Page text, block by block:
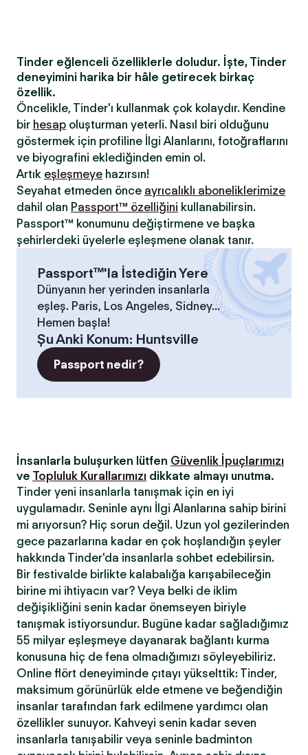
Tinder eğlenceli özelliklerle doludur. İşte, Tinder
deneyimini harika bir hâle getirecek birkaç
özellik.
Öncelikle, Tinder'ı kullanmak çok kolaydır. Kendine
bir hesap oluşturman yeterli. Nasıl biri olduğunu
göstermek için profiline İlgi Alanlarını, fotoğraflarını
ve biyografini eklediğinden emin ol.
Artık eşleşmeye hazırsın!
Seyahat etmeden önce ayrıcalıklı aboneliklerimize
dahil olan Passport™ özelliğini kullanabilirsin.
Passport™ konumunu değiştirmene ve başka
şehirlerdeki üyelerle eşleşmene olanak tanır.
Passport™'la İstediğin Yere
Dünyanın her yerinden insanlarla
eşleş. Paris, Los Angeles, Sidney...
Hemen başla!
Şu Anki Konum: Huntsville
Passport nedir?
İnsanlarla buluşurken lütfen Güvenlik İpuçlarımızı
ve Topluluk Kurallarımızı dikkate almayı unutma.
Tinder yeni insanlarla tanışmak için en iyi
uygulamadır. Seninle aynı İlgi Alanlarına sahip birini
mi arıyorsun? Hiç sorun değil. Uzun yol gezilerinden
gece pazarlarına kadar en çok hoşlandığın şeyler
hakkında Tinder'da insanlarla sohbet edebilirsin.
Bir festivalde birlikte kalabalığa karışabileceğin
birine mi ihtiyacın var? Veya belki de iklim
değişikliğini senin kadar önemseyen biriyle
tanışmak istiyorsundur. Bugüne kadar sağladığımız
55 milyar eşleşmeye dayanarak bağlantı kurma
konusuna hiç de fena olmadığımızı söyleyebiliriz.
Online flört deneyiminde çıtayı yükselttik: Tinder,
maksimum görünürlük elde etmene ve beğendiğin
insanlar tarafından fark edilmene yardımcı olan
özellikler sunuyor. Kahveyi senin kadar seven
insanlarla tanışabilir veya seninle badminton